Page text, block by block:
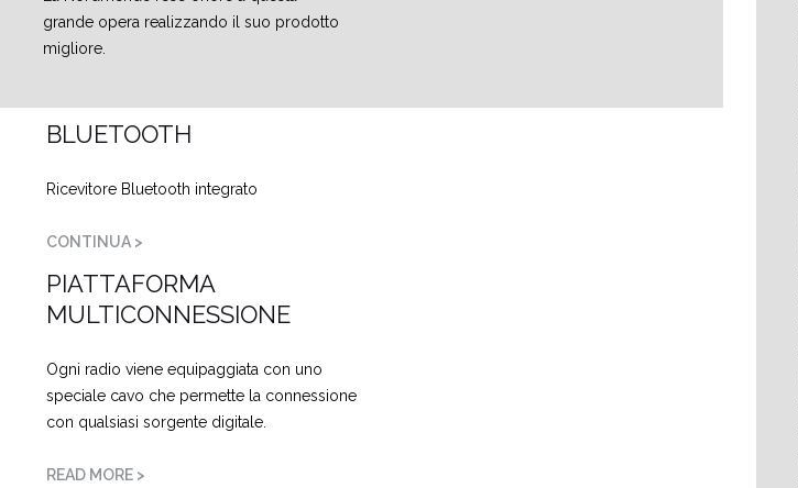
grande opera realizzando il suo prodotto
migliore.
BLUETOOTH
Ricevitore Bluetooth integrato
CONTINUA >
PIATTAFORMA
MULTICONNESSIONE
Ogni radio viene equipaggiata con uno
speciale cavo che permette la connessione
con qualsiasi sorgente digitale.
READ MORE >